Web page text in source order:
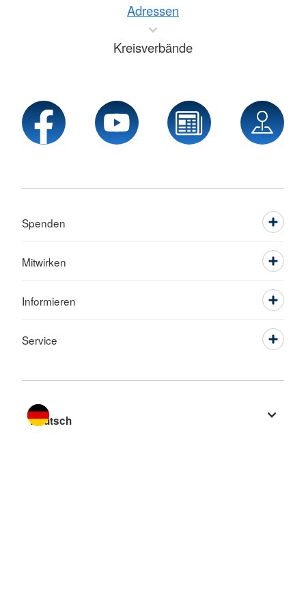
Adressen
Kreisverbände
Spenden
Mitwirken
Informieren
Service
Sprache wechseln zu